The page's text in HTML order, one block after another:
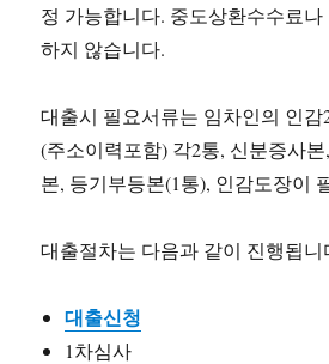
정 가능합니다. 중도상환수수료
하지 않습니다.
대출시 필요서류는 임차인의 인감
(주소이력포함) 각2통, 신분증사
본, 등기부등본(1통), 인감도장이
대출절차는 다음과 같이 진행됩니
대출신청
1차심사